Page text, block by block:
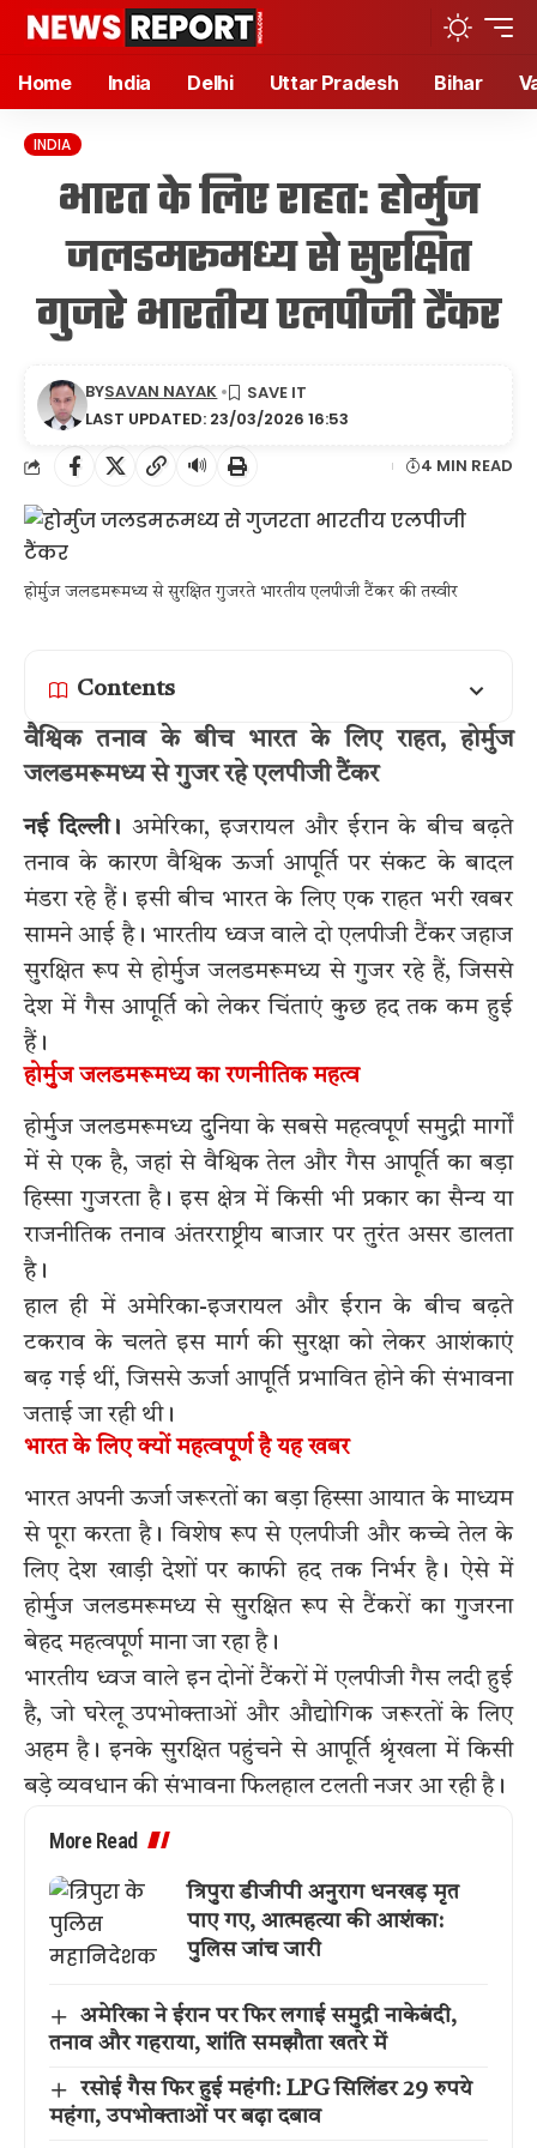
Home India Delhi Uttar Pradesh Bihar
INDIA
भारत के लिए राहत: होर्मुज
जलडमरूमध्य से सुरक्षित
गुजरे भारतीय एलपीजी टैंकर
LAST UPDATED: 23/03/2026 16:53
BYSAVAN NAYAK
🔊 4 MIN READ
होर्मुज जलडमरूमध्य से सुरक्षित गुजरते भारतीय एलपीजी टैंकर की तस्वीर
Contents
वैश्विक तनाव के बीच भारत के लिए राहत, होर्मुज
जलडमरूमध्य से गुजर रहे एलपीजी टैंकर
नई दिल्ली। अमेरिका, इजरायल और ईरान के बीच बढ़ते
तनाव के कारण वैश्विक ऊर्जा आपूर्ति पर संकट के बादल
मंडरा रहे हैं। इसी बीच भारत के लिए एक राहत भरी खबर
सामने आई है। भारतीय ध्वज वाले दो एलपीजी टैंकर जहाज
सुरक्षित रूप से होर्मुज जलडमरूमध्य से गुजर रहे हैं, जिससे
देश में गैस आपूर्ति को लेकर चिंताएं कुछ हद तक कम हुई
हैं।
होर्मुज जलडमरूमध्य का रणनीतिक महत्व
होर्मुज जलडमरूमध्य दुनिया के सबसे महत्वपूर्ण समुद्री मार्गों
में से एक है, जहां से वैश्विक तेल और गैस आपूर्ति का बड़ा
हिस्सा गुजरता है। इस क्षेत्र में किसी भी प्रकार का सैन्य या
राजनीतिक तनाव अंतरराष्ट्रीय बाजार पर तुरंत असर डालता
है।
हाल ही में अमेरिका-इजरायल और ईरान के बीच बढ़ते
टकराव के चलते इस मार्ग की सुरक्षा को लेकर आशंकाएं
बढ़ गई थीं, जिससे ऊर्जा आपूर्ति प्रभावित होने की संभावना
जताई जा रही थी।
भारत के लिए क्यों महत्वपूर्ण है यह खबर
भारत अपनी ऊर्जा जरूरतों का बड़ा हिस्सा आयात के माध्यम
से पूरा करता है। विशेष रूप से एलपीजी और कच्चे तेल के
लिए देश खाड़ी देशों पर काफी हद तक निर्भर है। ऐसे में
होर्मुज जलडमरूमध्य से सुरक्षित रूप से टैंकरों का गुजरना
बेहद महत्वपूर्ण माना जा रहा है।
भारतीय ध्वज वाले इन दोनों टैंकरों में एलपीजी गैस लदी हुई
है, जो घरेलू उपभोक्ताओं और औद्योगिक जरूरतों के लिए
अहम है। इनके सुरक्षित पहुंचने से आपूर्ति श्रृंखला में किसी
बड़े व्यवधान की संभावना फिलहाल टलती नजर आ रही है।
More Read
त्रिपुरा डीजीपी अनुराग धनखड़ मृत
पाए गए, आत्महत्या की आशंका:
पुलिस जांच जारी
अमेरिका ने ईरान पर फिर लगाई समुद्री नाकेबंदी,
तनाव और गहराया, शांति समझौता खतरे में
रसोई गैस फिर हुई महंगी: LPG सिलिंडर 29 रुपये
महंगा, उपभोक्ताओं पर बढ़ा दबाव